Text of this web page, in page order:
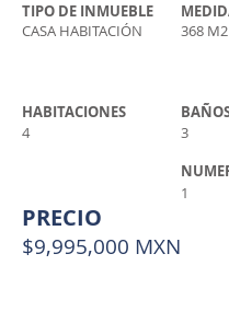
TIPO DE INMUEBLE
CASA HABITACIÓN
368 M2
HABITACIONES
4
3
1
PRECIO
$9,995,000 MXN